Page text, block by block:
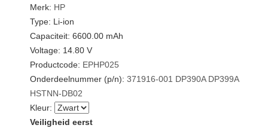
Merk: HP
Type: Li-ion
Capaciteit: 6600.00 mAh
Voltage: 14.80 V
Productcode: EPHP025
Onderdeelnummer (p/n): 371916-001 DP390A DP399A
HSTNN-DB02
Kleur:
Veiligheid eerst